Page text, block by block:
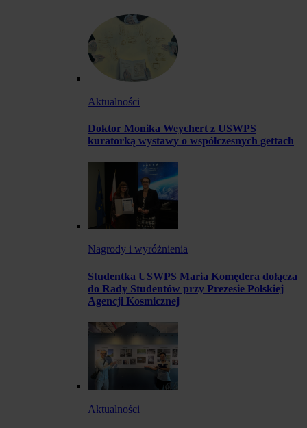
Aktualności
Doktor Monika Weychert z USWPS
kuratorką wystawy o współczesnych gettach
Nagrody i wyróżnienia
Studentka USWPS Maria Komędera dołącza
do Rady Studentów przy Prezesie Polskiej
Agencji Kosmicznej
Aktualności